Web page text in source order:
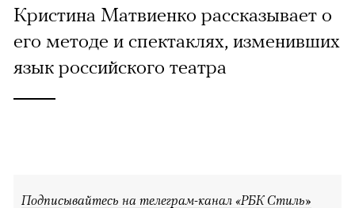
Кристина Матвиенко рассказывает о
его методе и спектаклях, изменивших
язык российского театра
Подписывайтесь на телеграм-канал «РБК Стиль»